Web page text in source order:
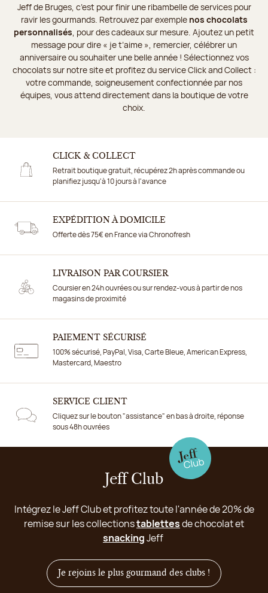
Jeff de Bruges, c’est pour finir une ribambelle de services pour
ravir les gourmands. Retrouvez par exemple nos chocolats
personnalisés , pour des cadeaux sur mesure. Ajoutez un petit
message pour dire « je t’aime », remercier, célébrer un
anniversaire ou souhaiter une belle année ! Sélectionnez vos
chocolats sur notre site et profitez du service Click and Collect :
votre commande, soigneusement confectionnée par nos
équipes, vous attend directement dans la boutique de votre
choix.
CLICK & COLLECT
Retrait boutique gratuit, récupérez 2h après commande ou
planifiez jusqu'à 10 jours à l'avance
EXPÉDITION À DOMICILE
Offerte dès 75€ en France via Chronofresh
LIVRAISON PAR COURSIER
Coursier en 24h ouvrées ou sur rendez-vous à partir de nos
magasins de proximité
PAIEMENT SÉCURISÉ
100% sécurisé, PayPal, Visa, Carte Bleue, American Express,
Mastercard, Maestro
SERVICE CLIENT
Cliquez sur le bouton "assistance" en bas à droite, réponse
sous 48h ouvrées
Jeff Club
Intégrez le Jeff Club et profitez toute l'année de 20% de
remise sur les collectionstablettesde chocolat et
snackingJeff
Je rejoins le plus gourmand des clubs !